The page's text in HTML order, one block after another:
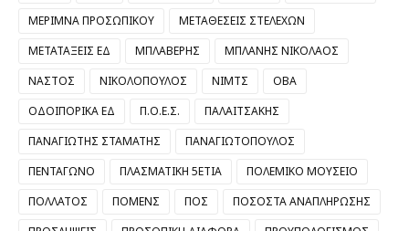
ΜΕΡΙΜΝΑ ΠΡΟΣΩΠΙΚΟΥ
ΜΕΤΑΘΕΣΕΙΣ ΣΤΕΛΕΧΩΝ
ΜΕΤΑΤΑΞΕΙΣ ΕΔ
ΜΠΛΑΒΕΡΗΣ
ΜΠΛΑΝΗΣ ΝΙΚΟΛΑΟΣ
ΝΑΣΤΟΣ
ΝΙΚΟΛΟΠΟΥΛΟΣ ΝΙΜΤΣ
ΟΒΑ
ΟΔΟΙΠΟΡΙΚΑ ΕΔ
Π.Ο.Ε.Σ.
ΠΑΛΑΙΤΣΑΚΗΣ
ΠΑΝΑΓΙΩΤΗΣ ΣΤΑΜΑΤΗΣ
ΠΑΝΑΓΙΩΤΟΠΟΥΛΟΣ
ΠΕΝΤΑΓΩΝΟ
ΠΛΑΣΜΑΤΙΚΗ 5ΕΤΙΑ
ΠΟΛΕΜΙΚΟ ΜΟΥΣΕΙΟ
ΠΟΛΛΑΤΟΣ
ΠΟΜΕΝΣ ΠΟΣ
ΠΟΣΟΣΤΑ ΑΝΑΠΛΗΡΩΣΗΣ